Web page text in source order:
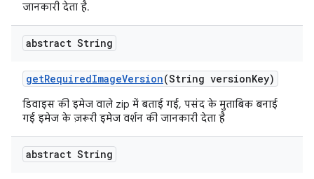
जानकारी देता है.
abstract String
getRequiredImageVersion(String versionKey)
डिवाइस की इमेज वाले zip में बताई गई, पसंद के मुताबिक बनाई
गई इमेज के ज़रूरी इमेज वर्शन की जानकारी देता है
abstract String